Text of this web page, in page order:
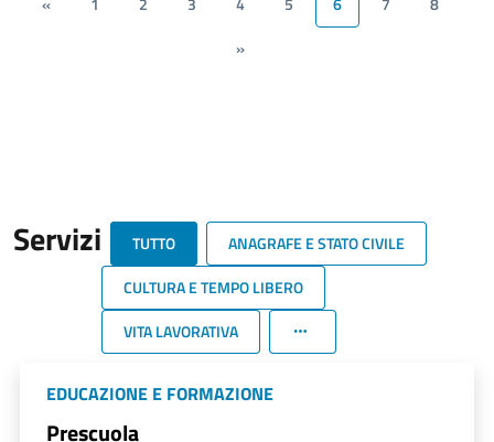
»
Servizi TUTTO
ANAGRAFE E STATO CIVILE
CULTURA E TEMPO LIBERO
VITA LAVORATIVA
EDUCAZIONE E FORMAZIONE
Prescuola